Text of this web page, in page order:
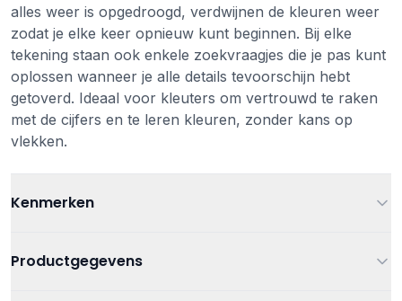
alles weer is opgedroogd, verdwijnen de kleuren weer
zodat je elke keer opnieuw kunt beginnen. Bij elke
tekening staan ook enkele zoekvraagjes die je pas kunt
oplossen wanneer je alle details tevoorschijn hebt
getoverd. Ideaal voor kleuters om vertrouwd te raken
met de cijfers en te leren kleuren, zonder kans op
vlekken.
Kenmerken
Productgegevens